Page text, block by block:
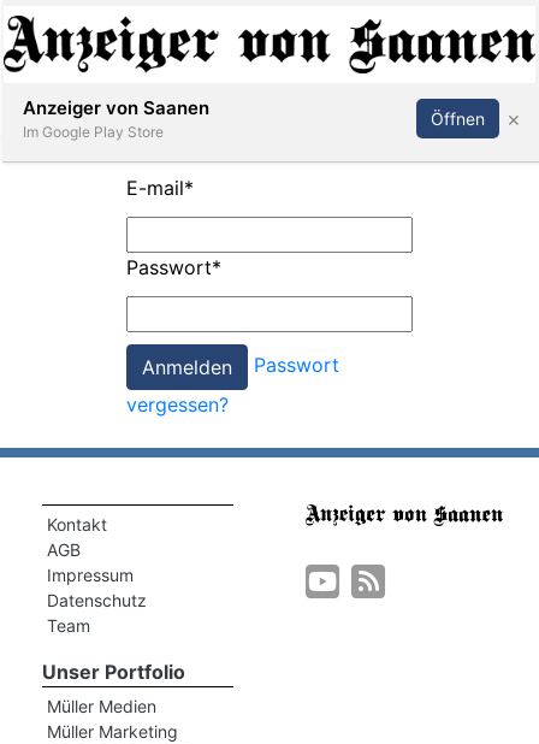
Abonnieren Anmelden
E-mail*
Passwort*
Passwort
vergessen?
Kontakt
AGB
Impressum
Datenschutz
Team
Unser Portfolio
Müller Medien
Müller Marketing
Anzeiger von Saanen
Im Google Play Store
Öffnen ×